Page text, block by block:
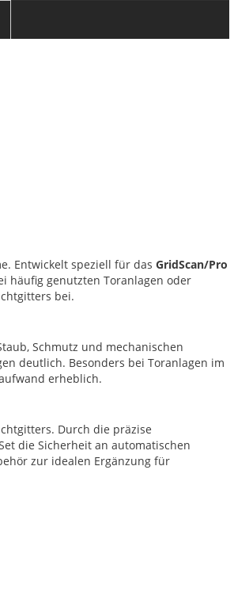
Entwickelt speziell für das GridScan/Pro
häufig genutzten Toranlagen oder
bei.
Schmutz und mechanischen
deutlich. Besonders bei Toranlagen im
erheblich.
Durch die präzise
die Sicherheit an automatischen
zur idealen Ergänzung für